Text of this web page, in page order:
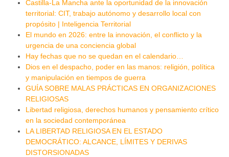
Castilla-La Mancha ante la oportunidad de la innovación
territorial: CIT, trabajo autónomo y desarrollo local con
propósito | Inteligencia Territorial
El mundo en 2026: entre la innovación, el conflicto y la
urgencia de una conciencia global
Hay fechas que no se quedan en el calendario…
Dios en el despacho, poder en las manos: religión, política
y manipulación en tiempos de guerra
GUÍA SOBRE MALAS PRÁCTICAS EN ORGANIZACIONES
RELIGIOSAS
Libertad religiosa, derechos humanos y pensamiento crítico
en la sociedad contemporánea
LA LIBERTAD RELIGIOSA EN EL ESTADO
DEMOCRÁTICO: ALCANCE, LÍMITES Y DERIVAS
DISTORSIONADAS